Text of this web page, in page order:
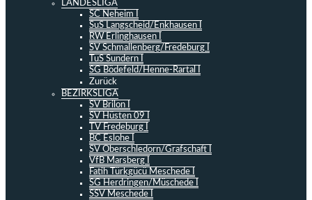
LANDESLIGA
SC Neheim I
SuS Langscheid/Enkhausen I
RW Erlinghausen I
SV Schmallenberg/Fredeburg I
TuS Sundern I
SG Bödefeld/Henne-Rartal I
Zurück
BEZIRKSLIGA
SV Brilon I
SV Hüsten 09 I
TV Fredeburg I
BC Eslohe I
SV Oberschledorn/Grafschaft I
VfB Marsberg I
Fatih Türkgücü Meschede I
SG Herdringen/Müschede I
SSV Meschede I